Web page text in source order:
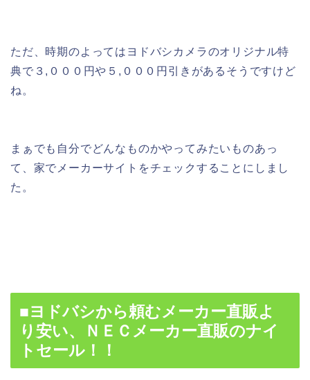
ただ、時期のよってはヨドバシカメラのオリジナル特
典で３,０００円や５,０００円引きがあるそうですけど
ね。
まぁでも自分でどんなものかやってみたいものあっ
て、家でメーカーサイトをチェックすることにしまし
た。
■ヨドバシから頼むメーカー直販よ
り安い、ＮＥＣメーカー直販のナイ
トセール！！